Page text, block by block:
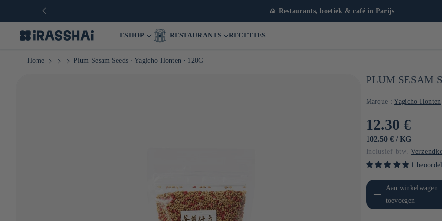
🛒 Japanse kruidenierswinkel online met meer dan 1000 referenties
ESHOP RESTAURANTS RECETTES
Home Plum Sesam Seeds ⋅ Yagicho Honten ⋅ 120G
PLUM SESAM
Marque : Yagicho Honten
Normale
prijs
12.30 €
EENHEIDSPRIJS
102.50 € / PER
KG
Inclusief btw.
1
Aantal verlagen voor Default
Aan winkelwagen
toevoegen